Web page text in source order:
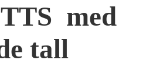
med
tall